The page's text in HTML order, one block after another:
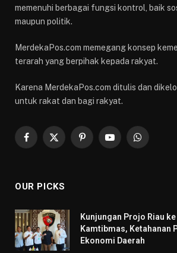
memenuhi berbagai fungsi kontrol, baik
maupun politik.
MerdekaPos.com memegang konsep
terarah yang berpihak kepada rakyat.
Karena MerdekaPos.com ditulis dan
untuk rakat dan bagi rakyat.
Facebook
X
PinterestYouTubeWhatsApp
OUR PICKS
Kunjungan Projo Riau
Kamtibmas, Ketahanan
Ekonomi Daerah